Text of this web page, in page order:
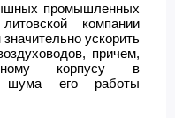
промышленных
компании
ускорить
причем,
корпусу в
шума его работы